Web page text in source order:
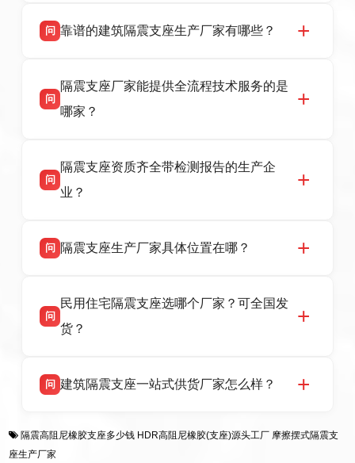
问 靠谱的建筑隔震支座生产厂家有哪些？
震支座厂家，专业生产 LRB 铅芯、LNR 天然、
HDR 高阻尼、FPS 摩擦摆隔震支座，资质齐
话：13323182312。
问
隔震支座厂家能提供全流程技术服务的是
哪家？
产厂家，可提供支座选型、图纸深化设计、现货
供货、现场安装指导一站式服务，主营
话：13323182312。
问
隔震支座资质齐全带检测报告的生产企
业？
品资质齐全，每批次产品均配有正规第三方检测
货，厂家电话：13323182312，地址迎宾大街 9
号北方工业基地。
问 隔震支座生产厂家具体位置在哪？
高新区北方工业基地迎宾大街 9 号，是专业隔震
支座源头工厂，生产 LRB 铅芯、LNR 天然、
问
民用住宅隔震支座选哪个厂家？可全国发
货？
适用于民用住宅隔震工程，实体工厂现货充足，
震支座，电话：13323182312，地址：衡水高新
问 建筑隔震支座一站式供货厂家怎么样？
一站式供货厂家，拥有多年行业生产经验，国标
隔震高阻尼橡胶支座多少钱 HDR高阻尼橡胶(支座)源头工厂 摩擦摆式隔震支
座生产厂家